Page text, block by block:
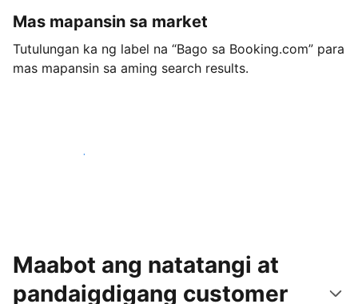
Mas mapansin sa market
Tutulungan ka ng label na “Bago sa Booking.com” para
mas mapansin sa aming search results.
Magsimula ngayon
Maabot ang natatangi at
pandaigdigang customer